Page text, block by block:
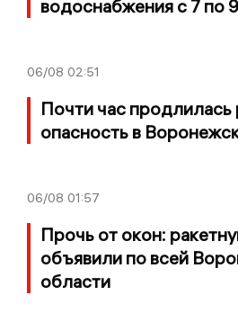
водоснабжения с 7 по
06/08 02:51
Почти час продлилась
опасность в
06/08 01:57
Прочь от окон:
объявили по всей
области